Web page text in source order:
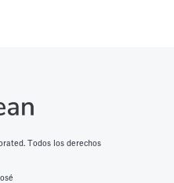
Todos los derechos